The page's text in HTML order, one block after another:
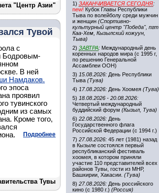
"Центр Азии"
Тувой
с
Бодровым-
В ней
Намдаков.
эпоса
проявил
тувинского
из самых
Кроме того,
Подробнее
Тувы
1) ЗАКАНЧИВАЕТСЯ СЕГОДНЯ:
new! Кубок Главы Республики
Тыва по волейболу среди мужчин
и женщин (Спортивно-
культурный центр "Победа", пгт
Каа-Хем, Кызылский кожуун,
Тыва)
2) ЗАВТРА: Международный день
коренных народов мира (с 1995 г,
по решению Генеральной
Ассамблеи ООН)
3) 15.08.2026: День Республики
Тыва (Тува)
4) 17.08.2026: День Хоомея (Тува)
5) 18.08.2026 - 20.08.2026:
Четвертый международный
буддийский форум (Кызыл, Тува)
6) 22.08.2026: День
Государственного флага
Российской Федерации (с 1994 г.)
7) 27.08.2026: 45 лет (1981) назад
в Кызыле состоялся первый
республиканский фестиваль
хоомея, в котором приняли
участие 110 представителей всех
районов Тувы, гости из МНР,
Башкирии, Хакасии. (Тува)
8) 27.08.2026: День российского
кино (с 1980 г.) (Россия)